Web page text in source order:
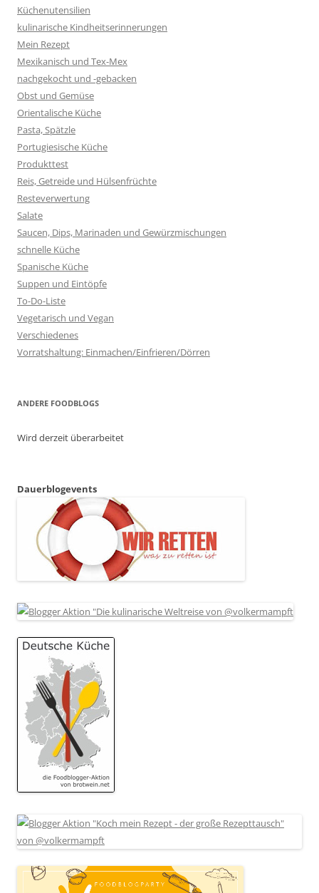
Küchenutensilien
kulinarische Kindheitserinnerungen
Mein Rezept
Mexikanisch und Tex-Mex
nachgekocht und -gebacken
Obst und Gemüse
Orientalische Küche
Pasta, Spätzle
Portugiesische Küche
Produkttest
Reis, Getreide und Hülsenfrüchte
Resteverwertung
Salate
Saucen, Dips, Marinaden und Gewürzmischungen
schnelle Küche
Spanische Küche
Suppen und Eintöpfe
To-Do-Liste
Vegetarisch und Vegan
Verschiedenes
Vorratshaltung: Einmachen/Einfrieren/Dörren
ANDERE FOODBLOGS
Wird derzeit überarbeitet
Dauerblogevents